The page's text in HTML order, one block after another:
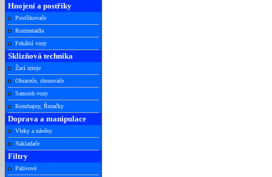
Hnojení a postřiky
Postřikovače
Rozmetadla
Fekální vozy
Sklizňová technika
Žací stroje
Obraceče, shrnovače
Samosb.vozy
Kombajny, Řezačky
Doprava a manipulace
Vleky a návěsy
Nakladače
Filtry
Palivové